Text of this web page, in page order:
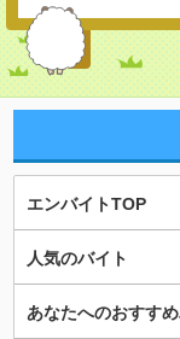
エンバイトTOP
人気のバイト
あなたへのおすす